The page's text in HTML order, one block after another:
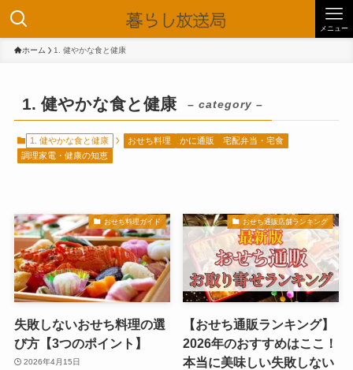
メニュー
ホーム 1. 健やかな食と健康
1. 健やかな食と健康 – category –
1. 健やかな食と健康 おせち料理 かに通販
宅配弁当・宅食
調理家電・健康の知恵
おせち料理ガイド
失敗しないおせち料理の選
び方【3つのポイント】
2026年4月15日
おせち通販店舗ランキング
【おせち通販ランキング】
2026年のおすすめはここ！
本当に美味しい失敗しない